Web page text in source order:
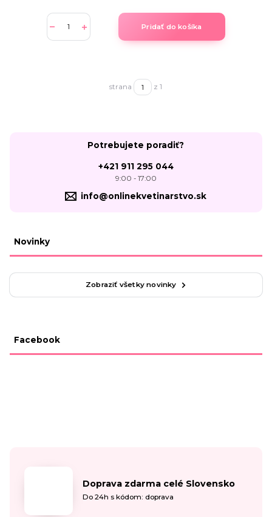
Pridať do košíka
strana z 1
Potrebujete poradiť?
+421 911 295 044
9:00 - 17:00
info@onlinekvetinarstvo.sk
Novinky
Zobraziť všetky novinky
Facebook
Doprava zdarma celé Slovensko
Do 24h s kódom: doprava